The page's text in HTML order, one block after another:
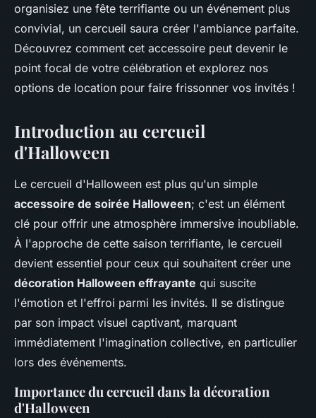
Victor•23 décembre 2024•14 min de lecture
organisiez une fête terrifiante ou un événement plus
convivial, un cercueil saura créer l'ambiance parfaite.
Découvrez comment cet accessoire peut devenir le
point focal de votre célébration et explorez nos
options de location pour faire frissonner vos invités !
Introduction au cercueil
d'Halloween
Le cercueil d'Halloween est plus qu'un simple
accessoire de soirée Halloween; c'est un élément
clé pour offrir une atmosphère immersive inoubliable.
À l'approche de cette saison terrifiante, le cercueil
devient essentiel pour ceux qui souhaitent créer une
décoration Halloween effrayante qui suscite
l'émotion et l'effroi parmi les invités. Il se distingue
par son impact visuel captivant, marquant
immédiatement l'imagination collective, en particulier
lors des événements.
Importance du cercueil dans la décoration
d'Halloween